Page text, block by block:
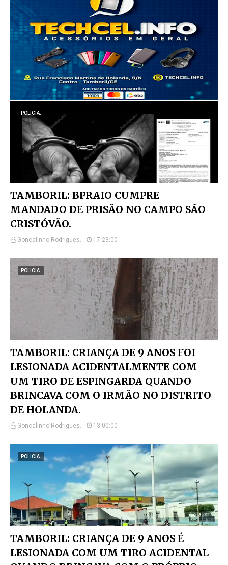
POLICIA.
TAMBORIL: BPRAIO CUMPRE
MANDADO DE PRISÃO NO CAMPO SÃO
CRISTÓVÃO.
Gonçalinho Rodrigues. 17:23:00
POLICIA.
TAMBORIL: CRIANÇA DE 9 ANOS FOI
LESIONADA ACIDENTALMENTE COM
UM TIRO DE ESPINGARDA QUANDO
BRINCAVA COM O IRMÃO NO DISTRITO
DE HOLANDA.
Gonçalinho Rodrigues. 13:00:00
POLICIA.
TAMBORIL: CRIANÇA DE 9 ANOS É
LESIONADA COM UM TIRO ACIDENTAL